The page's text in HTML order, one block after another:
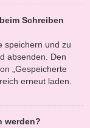
Schreiben
speichern und zu
absenden. Den
„Gespeicherte
erneut laden.
werden?